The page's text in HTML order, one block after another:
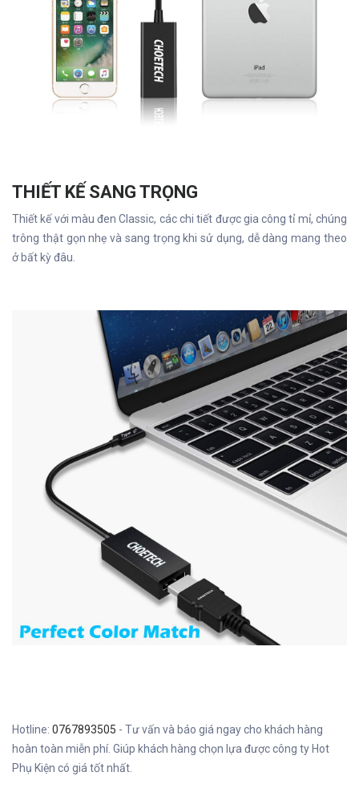
THIẾT KẾ SANG TRỌNG
Thiết kế với màu đen Classic, các chi tiết được gia công tỉ mỉ, chúng
trông thật gọn nhẹ và sang trọng khi sử dụng, dễ dàng mang theo
ở bất kỳ đâu.
Hotline: 0767893505 - Tư vấn và báo giá ngay cho khách hàng
hoàn toàn miễn phí. Giúp khách hàng chọn lựa được công ty Hot
Phụ Kiện có giá tốt nhất.